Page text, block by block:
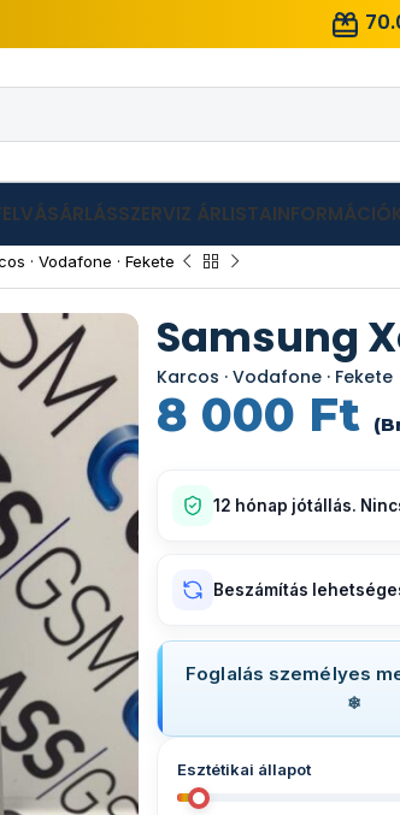
SZERVIZ ÁRLISTA
· Vodafone · Fekete
Samsung
Karcos · Vodafone · Fekete
8 000 Ft
12 hónap jótállás.
Beszámítás
Foglalás személyes
Esztétikai állapot